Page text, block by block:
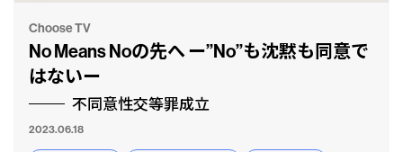
Choose TV
No Means Noの先へ ー”No”も沈黙も同意で
はないー
不同意性交等罪成立
2023.06.18